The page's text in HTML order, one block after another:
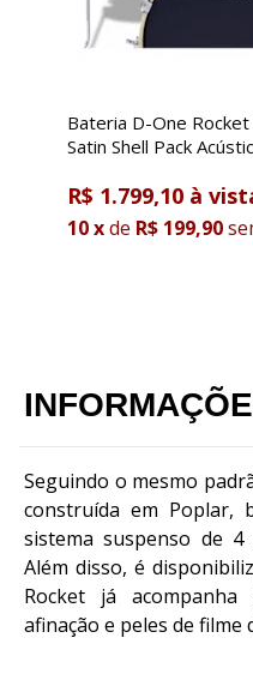
Bateria D-One Rocket
Satin Shell Pack
R$ 1.799,10
10xde R$ 199,90
Seguindo o mesmo
construída em Poplar,
sistema suspenso de
Além disso, é
Rocket já
afinação e peles de filme